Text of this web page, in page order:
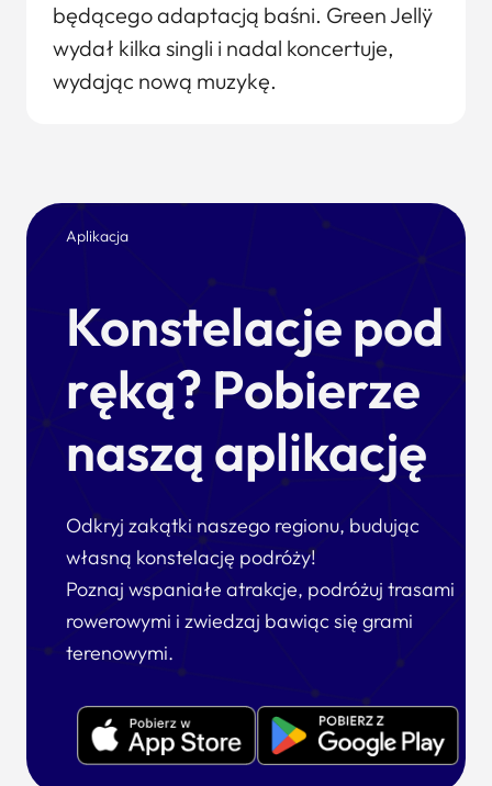
będącego adaptacją baśni. Green Jellÿ
wydał kilka singli i nadal koncertuje,
wydając nową muzykę.
Aplikacja
Konstelacje pod
ręką? Pobierze
naszą aplikację
Odkryj zakątki naszego regionu, budując
własną konstelację podróży!
Poznaj wspaniałe atrakcje, podróżuj trasami
rowerowymi i zwiedzaj bawiąc się grami
terenowymi.